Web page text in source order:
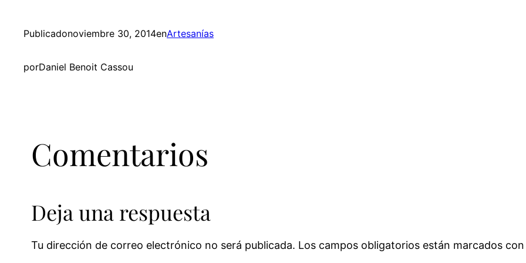
Publicadonoviembre 30, 2014enArtesanías
porDaniel Benoit Cassou
Comentarios
Deja una respuesta
Tu dirección de correo electrónico no será publicada. Los campos obligatorios están marcados